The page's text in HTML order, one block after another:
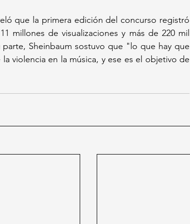
que la primera edición del concurso registró
millones de visualizaciones y más de 220 mil
Sheinbaum sostuvo que "lo que hay que
violencia en la música, y ese es el objetivo de